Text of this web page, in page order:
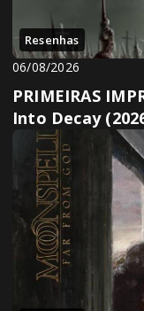
Resenhas
06/08/2026
PRIMEIRAS
Into Decay